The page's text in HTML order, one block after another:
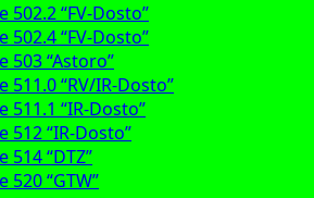
502.2 “FV-Dosto”
502.4 “FV-Dosto”
503 “Astoro”
511.0 “RV/IR-Dosto”
511.1 “IR-Dosto”
512 “IR-Dosto”
514 “DTZ”
520 “GTW”